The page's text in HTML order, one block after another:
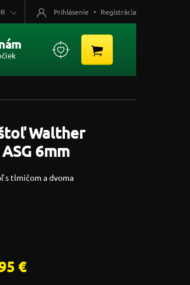
Walther
6mm
s tlmičom a dvoma
€
Prihlásenie • Registrácia